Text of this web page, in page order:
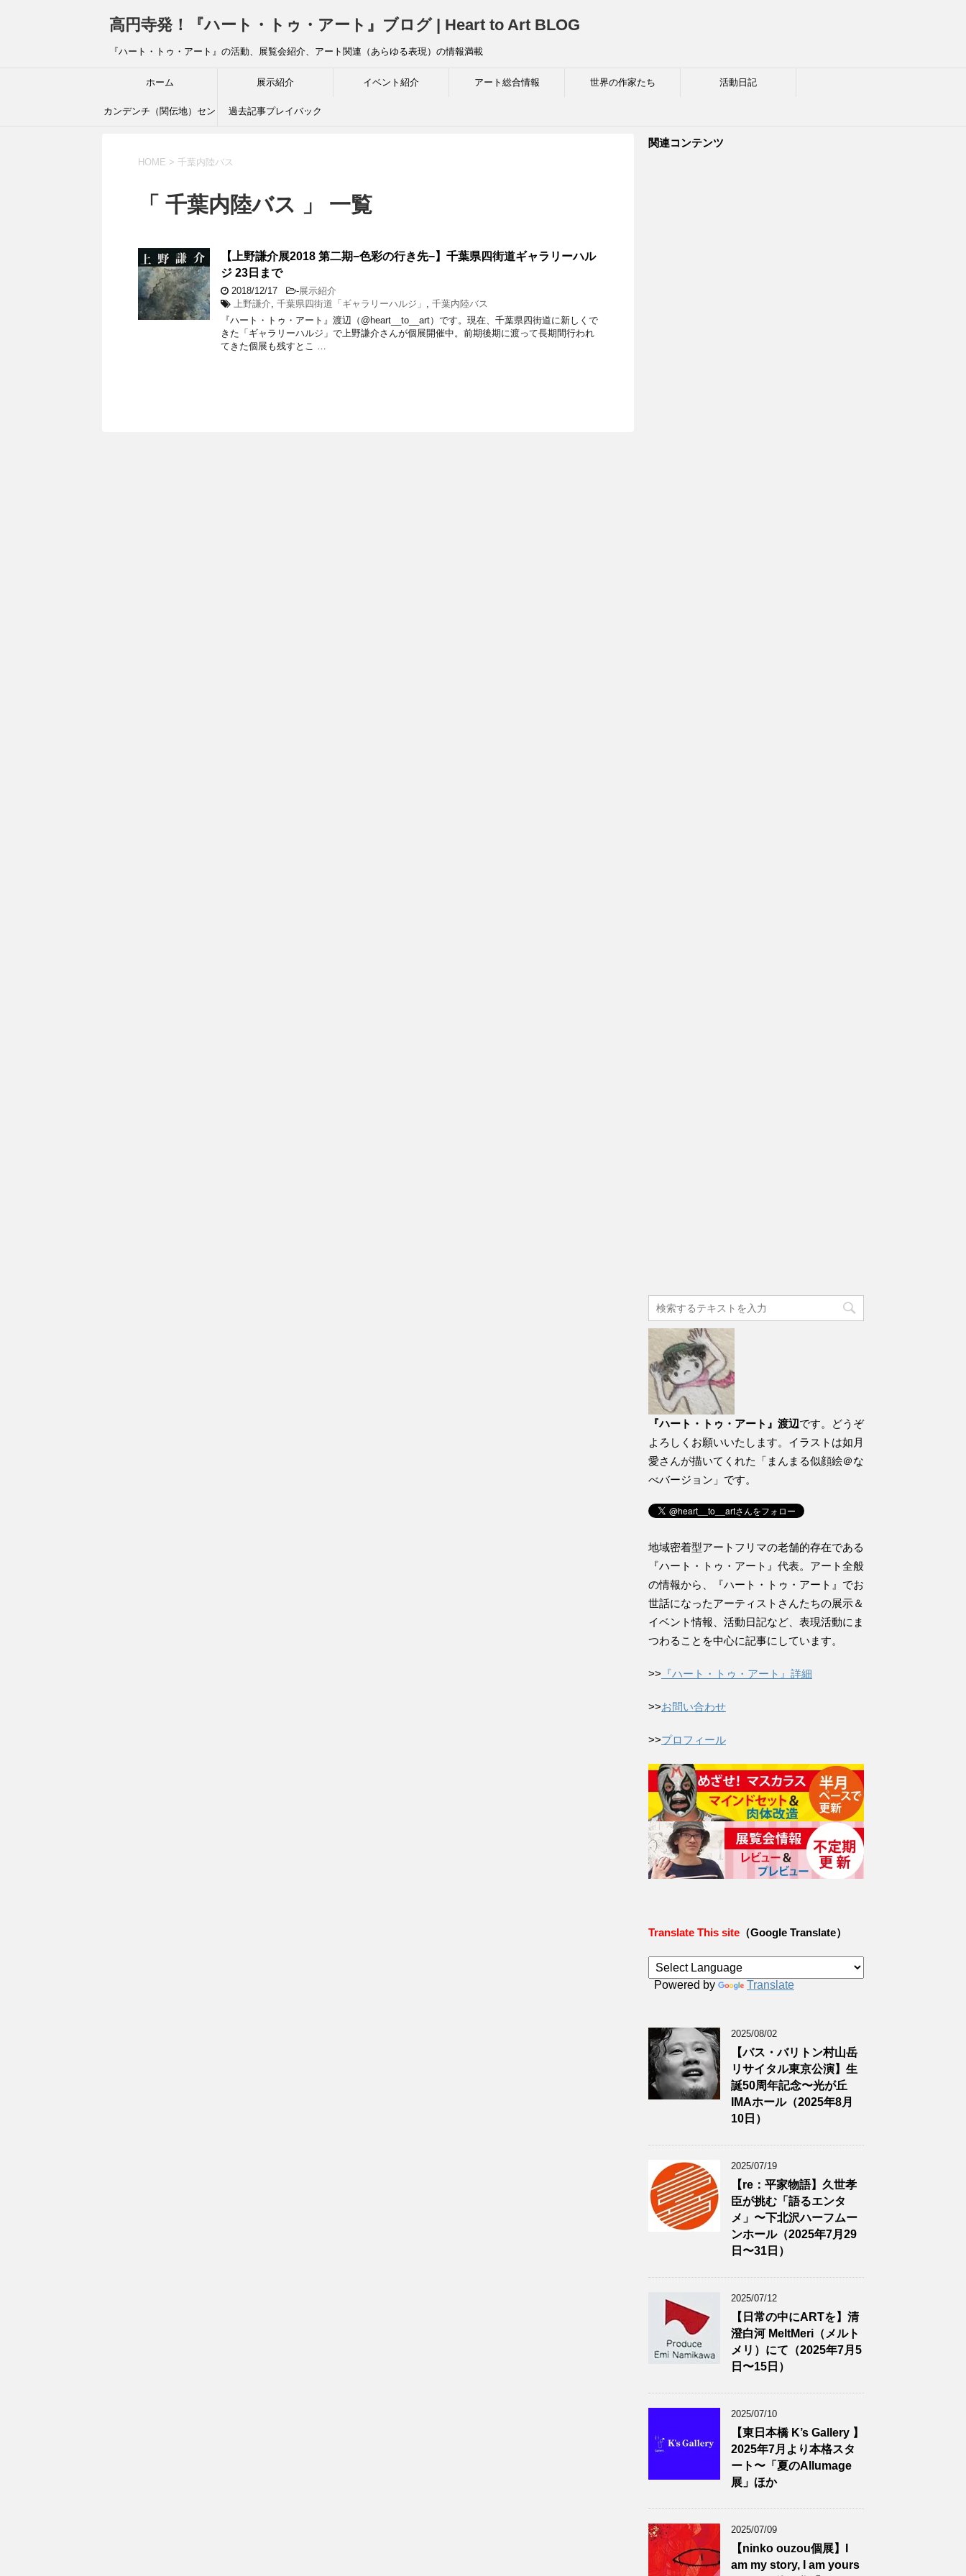
高円寺発！『ハート・トゥ・アート』ブログ | Heart to Art BLOG
『ハート・トゥ・アート』の活動、展覧会紹介、アート関連（あらゆる表現）の情報満載
ホーム 展示紹介 イベント紹介 アート総合情報 世界の作家たち 活動日記
カンデンチ（関伝地）セン 過去記事プレイバック
HOME > 千葉内陸バス
「 千葉内陸バス 」 一覧
【上野謙介展2018 第二期−色彩の行き先−】千葉県四街道ギャラリーハル
ジ 23日まで
2018/12/17 -展示紹介
上野謙介, 千葉県四街道「ギャラリーハルジ」 , 千葉内陸バス
『ハート・トゥ・アート』渡辺（@heart__to__art）です。現在、千葉県四街道に新しくで
きた「ギャラリーハルジ」で上野謙介さんが個展開催中。前期後期に渡って長期間行われ
てきた個展も残すとこ …
関連コンテンツ
『ハート・トゥ・アート』渡辺です。どうぞ
よろしくお願いいたします。イラストは如月
愛さんが描いてくれた「まんまる似顔絵＠な
べバージョン」です。
地域密着型アートフリマの老舗的存在である
『ハート・トゥ・アート』代表。アート全般
の情報から、『ハート・トゥ・アート』でお
世話になったアーティストさんたちの展示＆
イベント情報、活動日記など、表現活動にま
つわることを中心に記事にしています。
>> 『ハート・トゥ・アート』詳細
>>お問い合わせ
>>プロフィール
Translate This site （Google Translate）
Powered by Translate
2025/08/02
【バス・バリトン村山岳
リサイタル東京公演】生
誕50周年記念〜光が丘
IMAホール（2025年8月
10日）
2025/07/19
【re：平家物語】久世孝
臣が挑む「語るエンタ
メ」〜下北沢ハーフムー
ンホール（2025年7月29
日〜31日）
2025/07/12
【日常の中にARTを】清
澄白河 MeltMeri（メルト
メリ）にて（2025年7月5
日〜15日）
2025/07/10
【東日本橋 K’s Gallery 】
2025年7月より本格スタ
ート〜「夏のAllumage
展」ほか
2025/07/09
【ninko ouzou個展】I
am my story, I am yours